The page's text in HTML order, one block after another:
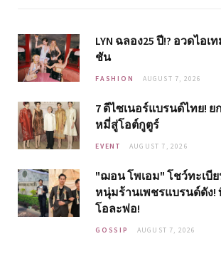
LYN ฉลอง25 ปี!? อวดไอเ
ชัน
FASHION AUGUST 7, 2026
7 ดีไซเนอร์แบรนด์ไทย!
หมี่สู่โอต์กูตูร์
EVENT AUGUST 7, 2026
"ฌอน โพเอม" โชว์ทะเบี
หนุ่มร้านเพชรแบรนด์ดัง!
โอละพ่อ!
GOSSIP AUGUST 7, 2026